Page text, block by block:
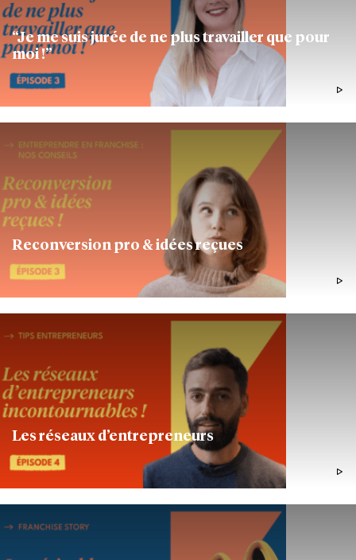
“Je me suis jurée de ne plus travailler que pour
moi !”
1M10 HISTOIRE D'ENTREPRENEURS
Reconversion pro & idées reçues
1MIN05 ENTREPRENDRE
Les réseaux d’entrepreneurs
1MIN54 JURIDIQUE